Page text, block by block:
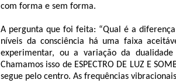
com forma e sem forma.
A pergunta que foi feita: “Qual é a
níveis da consciência há uma faixa
experimentar, ou a variação da
Chamamos isso de ESPECTRO DE LUZ E
segue pelo centro. As frequências